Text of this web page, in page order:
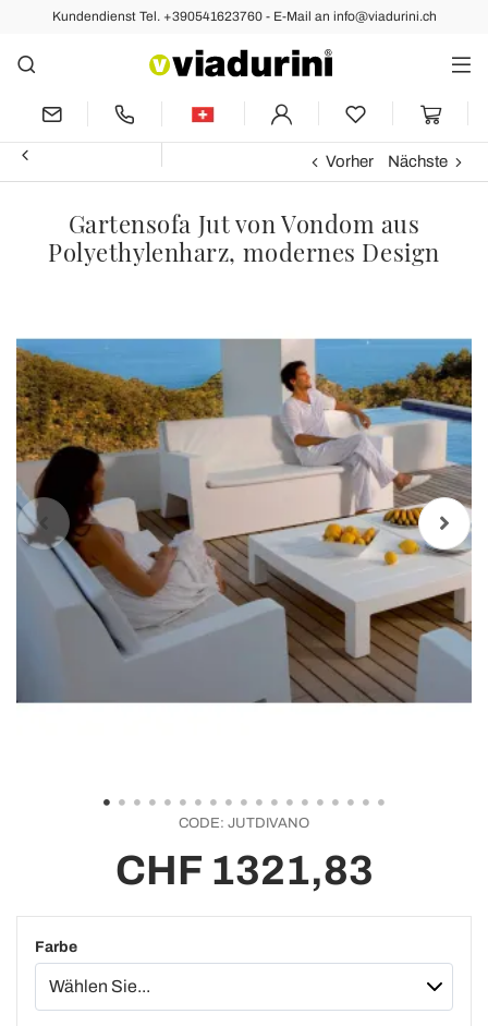
Kundendienst Tel. +390541623760 - E-Mail an info@viadurini.ch
Vorher Nächste
Gartensofa Jut von Vondom aus
Polyethylenharz, modernes Design
CODE: JUTDIVANO
CHF 1321,83
Farbe